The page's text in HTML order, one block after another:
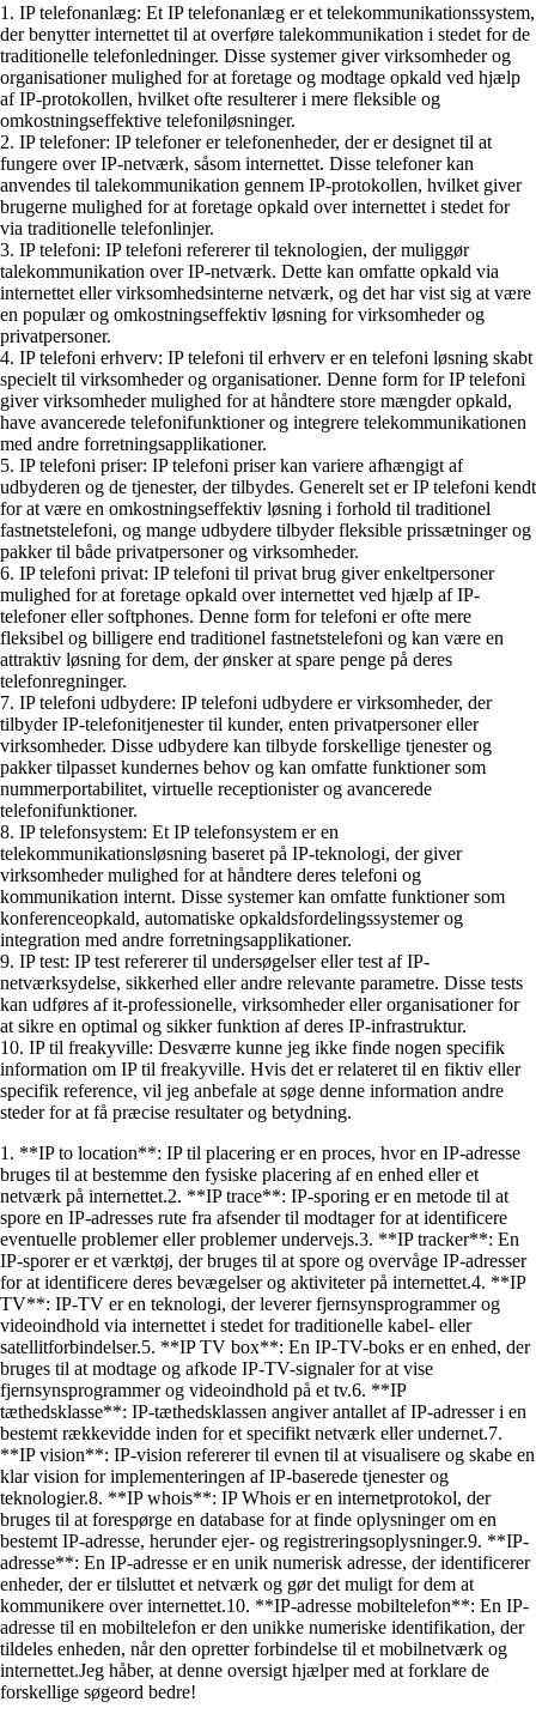
1. IP telefonanlæg: Et IP telefonanlæg er et telekommunikationssystem,
der benytter internettet til at overføre talekommunikation i stedet for de
traditionelle telefonledninger. Disse systemer giver virksomheder og
organisationer mulighed for at foretage og modtage opkald ved hjælp
af IP-protokollen, hvilket ofte resulterer i mere fleksible og
omkostningseffektive telefoniløsninger.
2. IP telefoner: IP telefoner er telefonenheder, der er designet til at
fungere over IP-netværk, såsom internettet. Disse telefoner kan
anvendes til talekommunikation gennem IP-protokollen, hvilket giver
brugerne mulighed for at foretage opkald over internettet i stedet for
via traditionelle telefonlinjer.
3. IP telefoni: IP telefoni refererer til teknologien, der muliggør
talekommunikation over IP-netværk. Dette kan omfatte opkald via
internettet eller virksomhedsinterne netværk, og det har vist sig at være
en populær og omkostningseffektiv løsning for virksomheder og
privatpersoner.
4. IP telefoni erhverv: IP telefoni til erhverv er en telefoni løsning skabt
specielt til virksomheder og organisationer. Denne form for IP telefoni
giver virksomheder mulighed for at håndtere store mængder opkald,
have avancerede telefonifunktioner og integrere telekommunikationen
med andre forretningsapplikationer.
5. IP telefoni priser: IP telefoni priser kan variere afhængigt af
udbyderen og de tjenester, der tilbydes. Generelt set er IP telefoni kendt
for at være en omkostningseffektiv løsning i forhold til traditionel
fastnetstelefoni, og mange udbydere tilbyder fleksible prissætninger og
pakker til både privatpersoner og virksomheder.
6. IP telefoni privat: IP telefoni til privat brug giver enkeltpersoner
mulighed for at foretage opkald over internettet ved hjælp af IP-
telefoner eller softphones. Denne form for telefoni er ofte mere
fleksibel og billigere end traditionel fastnetstelefoni og kan være en
attraktiv løsning for dem, der ønsker at spare penge på deres
telefonregninger.
7. IP telefoni udbydere: IP telefoni udbydere er virksomheder, der
tilbyder IP-telefonitjenester til kunder, enten privatpersoner eller
virksomheder. Disse udbydere kan tilbyde forskellige tjenester og
pakker tilpasset kundernes behov og kan omfatte funktioner som
nummerportabilitet, virtuelle receptionister og avancerede
telefonifunktioner.
8. IP telefonsystem: Et IP telefonsystem er en
telekommunikationsløsning baseret på IP-teknologi, der giver
virksomheder mulighed for at håndtere deres telefoni og
kommunikation internt. Disse systemer kan omfatte funktioner som
konferenceopkald, automatiske opkaldsfordelingssystemer og
integration med andre forretningsapplikationer.
9. IP test: IP test refererer til undersøgelser eller test af IP-
netværksydelse, sikkerhed eller andre relevante parametre. Disse tests
kan udføres af it-professionelle, virksomheder eller organisationer for
at sikre en optimal og sikker funktion af deres IP-infrastruktur.
10. IP til freakyville: Desværre kunne jeg ikke finde nogen specifik
information om IP til freakyville. Hvis det er relateret til en fiktiv eller
specifik reference, vil jeg anbefale at søge denne information andre
steder for at få præcise resultater og betydning.
1. **IP to location**: IP til placering er en proces, hvor en IP-adresse
bruges til at bestemme den fysiske placering af en enhed eller et
netværk på internettet.2. **IP trace**: IP-sporing er en metode til at
spore en IP-adresses rute fra afsender til modtager for at identificere
eventuelle problemer eller problemer undervejs.3. **IP tracker**: En
IP-sporer er et værktøj, der bruges til at spore og overvåge IP-adresser
for at identificere deres bevægelser og aktiviteter på internettet.4. **IP
TV**: IP-TV er en teknologi, der leverer fjernsynsprogrammer og
videoindhold via internettet i stedet for traditionelle kabel- eller
satellitforbindelser.5. **IP TV box**: En IP-TV-boks er en enhed, der
bruges til at modtage og afkode IP-TV-signaler for at vise
fjernsynsprogrammer og videoindhold på et tv.6. **IP
tæthedsklasse**: IP-tæthedsklassen angiver antallet af IP-adresser i en
bestemt rækkevidde inden for et specifikt netværk eller undernet.7.
**IP vision**: IP-vision refererer til evnen til at visualisere og skabe en
klar vision for implementeringen af IP-baserede tjenester og
teknologier.8. **IP whois**: IP Whois er en internetprotokol, der
bruges til at forespørge en database for at finde oplysninger om en
bestemt IP-adresse, herunder ejer- og registreringsoplysninger.9. **IP-
adresse**: En IP-adresse er en unik numerisk adresse, der identificerer
enheder, der er tilsluttet et netværk og gør det muligt for dem at
kommunikere over internettet.10. **IP-adresse mobiltelefon**: En IP-
adresse til en mobiltelefon er den unikke numeriske identifikation, der
tildeles enheden, når den opretter forbindelse til et mobilnetværk og
internettet.Jeg håber, at denne oversigt hjælper med at forklare de
forskellige søgeord bedre!